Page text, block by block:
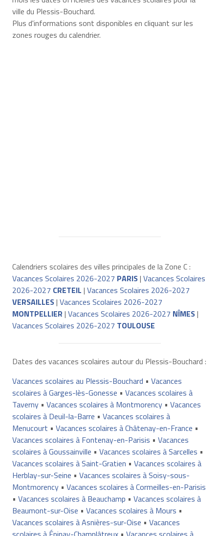
ville du Plessis-Bouchard.
Plus d'informations sont disponibles en cliquant sur les
zones rouges du calendrier.
Calendriers scolaires des villes principales de la Zone C :
Vacances Scolaires 2026-2027 PARIS| Vacances Scolaires
2026-2027 CRETEIL | Vacances Scolaires 2026-2027
VERSAILLES| Vacances Scolaires 2026-2027
MONTPELLIER | Vacances Scolaires 2026-2027 NÎMES|
Vacances Scolaires 2026-2027 TOULOUSE
Dates des vacances scolaires autour du Plessis-Bouchard :
Vacances scolaires au Plessis-Bouchard • Vacances
scolaires à Garges-lès-Gonesse • Vacances scolaires à
Taverny• Vacances scolaires à Montmorency• Vacances
scolaires à Deuil-la-Barre • Vacances scolaires à
Menucourt • Vacances scolaires à Châtenay-en-France •
Vacances scolaires à Fontenay-en-Parisis • Vacances
scolaires à Goussainville • Vacances scolaires à Sarcelles •
Vacances scolaires à Saint-Gratien • Vacances scolaires à
Herblay-sur-Seine • Vacances scolaires à Soisy-sous-
Montmorency• Vacances scolaires à Cormeilles-en-Parisis
• Vacances scolaires à Beauchamp • Vacances scolaires à
Beaumont-sur-Oise • Vacances scolaires à Mours •
Vacances scolaires à Asnières-sur-Oise • Vacances